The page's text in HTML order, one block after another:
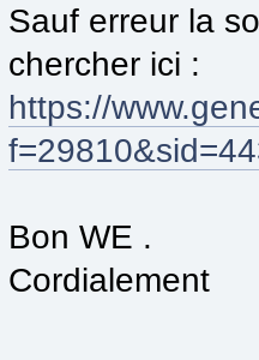
Sauf erreur la
chercher ici :
https://
Bon WE .
Cordialement